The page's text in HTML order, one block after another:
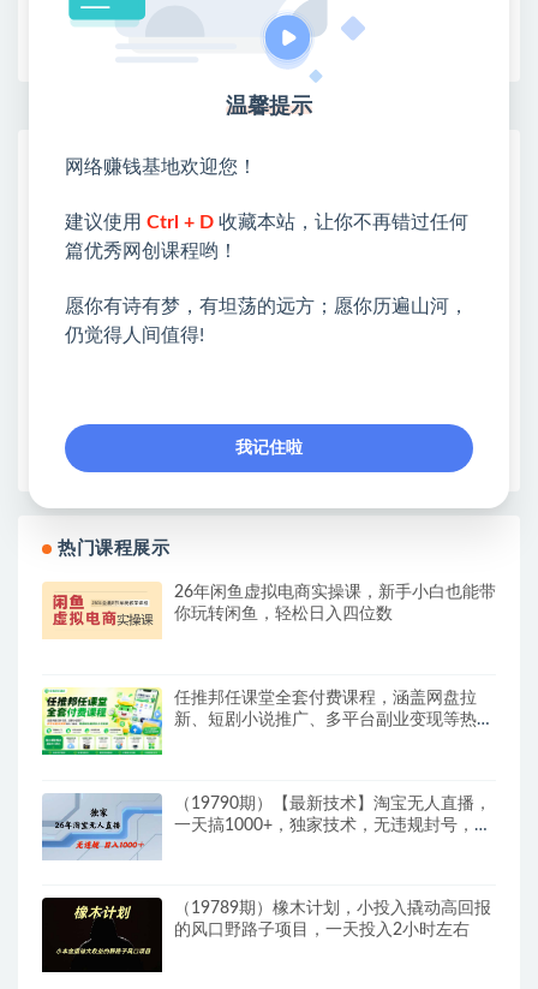
收藏 链接
网赚基地简介
❤本站：本站整合多方资源站，主要面向互联网创业
❤能助您：找项目 + 低成本创业 + 减少信息差 + 见识
各种项目 + 提升网创认知。
早为您提供丰盛价值。祝您前程似锦！
热门课程展示
26年闲鱼虚拟电商实操课，新手小白也能带
你玩转闲鱼，轻松日入四位数
任推邦任课堂全套付费课程，涵盖网盘拉
新、短剧小说推广、多平台副业变现等热门
（19790期）【最新技术】淘宝无人直播，
一天搞1000+，独家技术，无违规封号，可
（19789期）橡木计划，小投入撬动高回报
的风口野路子项目，一天投入2小时左右
温馨提示
网络赚钱基地欢迎您！
建议使用 Ctrl + D 收藏本站，让你不再错过任何
篇优秀网创课程哟！
愿你有诗有梦，有坦荡的远方；愿你历遍山河，
仍觉得人间值得!
我记住啦